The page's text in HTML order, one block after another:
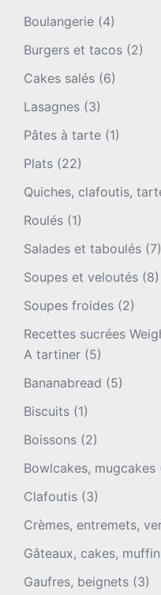
Boulangerie (4)
Burgers et tacos (2)
Cakes salés (6)
Lasagnes (3)
Pâtes à tarte (1)
Plats (22)
Quiches, clafoutis,
Roulés (1)
Salades et taboulés (7)
Soupes et veloutés (8)
Soupes froides (2)
Recettes sucrées
A tartiner (5)
Bananabread (5)
Biscuits (1)
Boissons (2)
Bowlcakes, mugcakes
Clafoutis (3)
Crèmes, entremets,
Gâteaux, cakes,
Gaufres, beignets (3)